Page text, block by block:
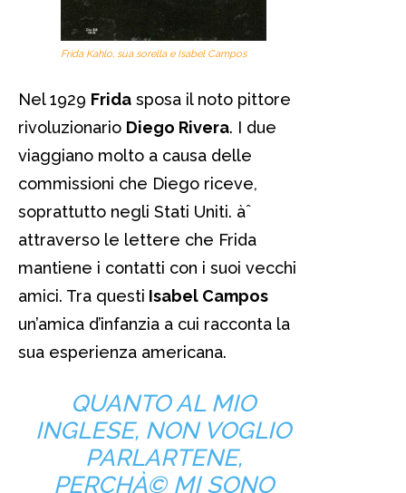
Frida Kahlo, sua sorella e Isabel Campos
Nel 1929 Frida sposa il noto pittore
rivoluzionario Diego Rivera. I due
viaggiano molto a causa delle
commissioni che Diego riceve,
soprattutto negli Stati Uniti. àˆ
attraverso le lettere che Frida
mantiene i contatti con i suoi vecchi
amici. Tra questi Isabel Campos
un’amica d’infanzia a cui racconta la
sua esperienza americana.
QUANTO AL MIO
INGLESE, NON VOGLIO
PARLARTENE,
PERCHÀ© MI SONO